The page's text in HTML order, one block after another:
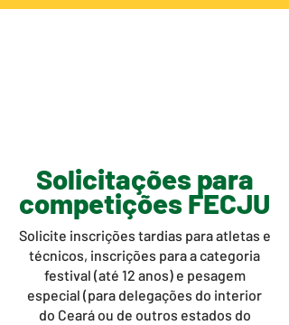
Solicitações para
competições FECJU
Solicite inscrições tardias para atletas e
técnicos, inscrições para a categoria
festival (até 12 anos) e pesagem
especial (para delegações do interior
do Ceará ou de outros estados do